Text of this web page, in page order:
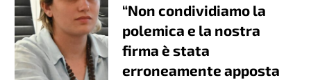
“Non condividiamo la
polemica e la nostra
firma è stata
erroneamente apposta